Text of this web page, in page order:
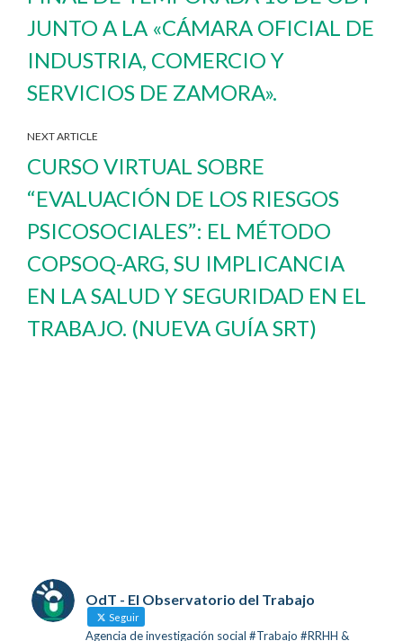
JUNTO A LA «CÁMARA OFICIAL DE
INDUSTRIA, COMERCIO Y
SERVICIOS DE ZAMORA».
NEXT ARTICLE
CURSO VIRTUAL SOBRE
“EVALUACIÓN DE LOS RIESGOS
PSICOSOCIALES”: EL MÉTODO
COPSOQ-ARG, SU IMPLICANCIA
EN LA SALUD Y SEGURIDAD EN EL
TRABAJO. (NUEVA GUÍA SRT)
OdT - El Observatorio del Trabajo
Seguir
Agencia de investigación social #Trabajo #RRHH &